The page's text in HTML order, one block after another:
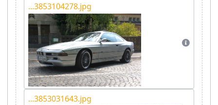
...3853104278.jpg
...3853031643.jpg